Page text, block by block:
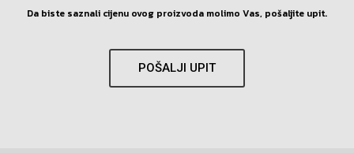
Da biste saznali cijenu ovog proizvoda molimo Vas, pošaljite upit.
POŠALJI UPIT